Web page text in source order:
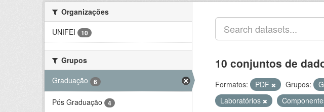
Organizações
UNIFEI
10
Grupos
Graduação
6
Pós Graduação 4
10 conjuntos de
Formatos: PDF Grupos:
Laboratórios